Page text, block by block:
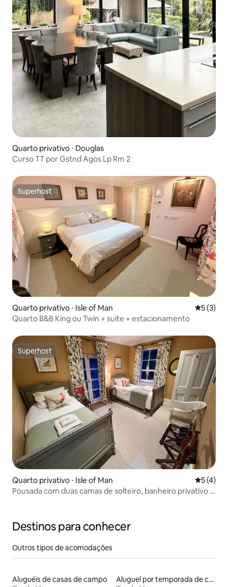
Quarto privativo ⋅ Douglas
Curso TT por Gstnd Agos Lp Rm 2
Superhost
Superhost
Quarto privativo ⋅ Isle of Man 5 de
5 (3)
Quarto B&B King ou Twin + suíte + estacionamento
Superhost
Superhost
Quarto privativo ⋅ Isle of Man 5 de
5 (4)
Pousada com duas camas de solteiro, banheiro privativo e
Destinos para conhecer
Outros tipos de acomodações
Aluguéis de casas de campo
Aluguel por temporada de casas de hóspedes